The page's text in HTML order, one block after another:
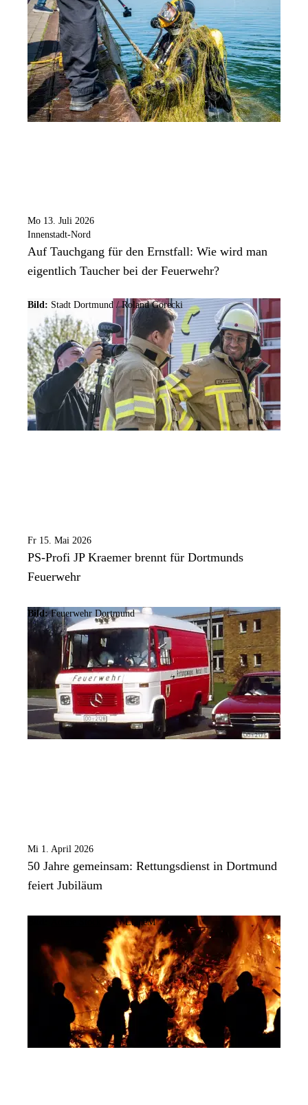
Mo 13. Juli 2026
Innenstadt-Nord
Auf Tauchgang für den Ernstfall: Wie wird man
eigentlich Taucher bei der Feuerwehr?
Bild: Stadt Dortmund / Roland Gorecki
Fr 15. Mai 2026
PS-Profi JP Kraemer brennt für Dortmunds
Feuerwehr
Bild: Feuerwehr Dortmund
Mi 1. April 2026
50 Jahre gemeinsam: Rettungsdienst in Dortmund
feiert Jubiläum
/LianeM